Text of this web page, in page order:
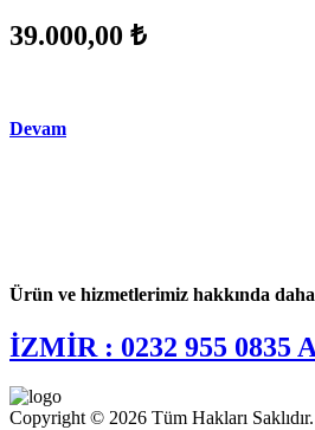
39.000,00 ₺
Devam
Ürün ve hizmetlerimiz hakkında
İZMİR : 0232 955 0835
Copyright © 2026 Tüm Hakları Saklıdır.